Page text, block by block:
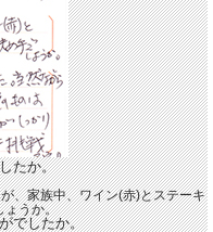
たか。
、家族中、ワイン(赤)とステーキ
ょうか。
でしたか。